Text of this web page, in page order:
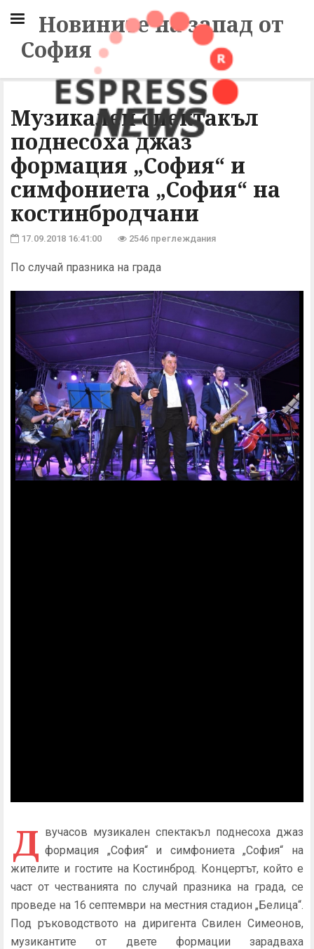
Новините на запад от
София
Музикален спектакъл
поднесоха джаз
формация „София“ и
симфониета „София“ на
костинбродчани
17.09.2018 16:41:00 2546 преглеждания
По случай празника на града
Д вучасов музикален спектакъл поднесоха джаз
формация „София“ и симфониета „София“ на
жителите и гостите на Костинброд. Концертът, който е
част от честванията по случай празника на града, се
проведе на 16 септември на местния стадион „Белица“.
Под ръководството на диригента Свилен Симеонов,
музикантите от двете формации зарадваха